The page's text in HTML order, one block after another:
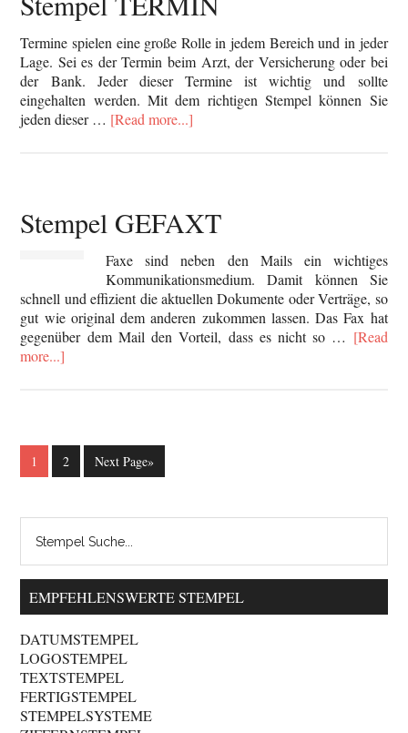
Termine spielen eine große Rolle in jedem Bereich und in jeder
Lage. Sei es der Termin beim Arzt, der Versicherung oder bei
der Bank. Jeder dieser Termine ist wichtig und sollte
eingehalten werden. Mit dem richtigen Stempel können Sie
jeden dieser … [Read more...]
Stempel GEFAXT
Faxe sind neben den Mails ein wichtiges
Kommunikationsmedium. Damit können Sie
schnell und effizient die aktuellen Dokumente oder Verträge, so
gut wie original dem anderen zukommen lassen. Das Fax hat
gegenüber dem Mail den Vorteil, dass es nicht so … [Read
more...]
1 2 Next Page»
EMPFEHLENSWERTE STEMPEL
DATUMSTEMPEL
LOGOSTEMPEL
TEXTSTEMPEL
FERTIGSTEMPEL
STEMPELSYSTEME